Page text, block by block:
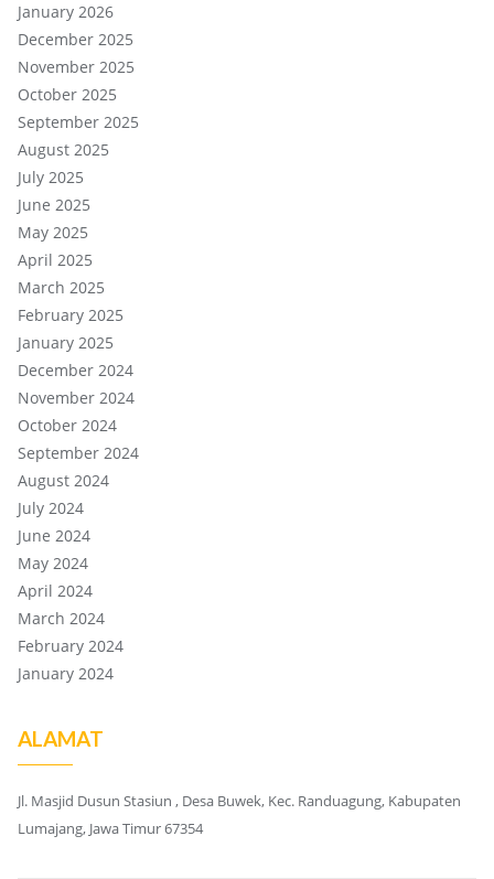
January 2026
December 2025
November 2025
October 2025
September 2025
August 2025
July 2025
June 2025
May 2025
April 2025
March 2025
February 2025
January 2025
December 2024
November 2024
October 2024
September 2024
August 2024
July 2024
June 2024
May 2024
April 2024
March 2024
February 2024
January 2024
ALAMAT
Jl. Masjid Dusun Stasiun , Desa Buwek, Kec. Randuagung, Kabupaten
Lumajang, Jawa Timur 67354